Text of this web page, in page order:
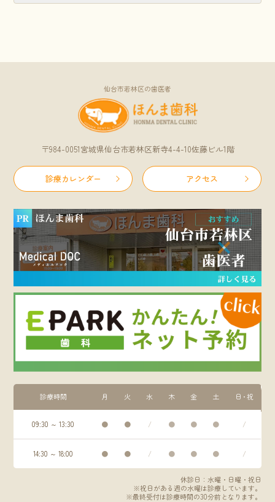
仙台市若林区の歯医者
〒984-0051宮城県仙台市若林区新寺4-4-10佐藤ビル1階
診療カレンダー アクセス
診療時間 月 火 水 木 金 土 日・祝
09:30 ～ 13:30 ● ● / ● ● ● /
14:30 ～ 18:00 ● ● / ● ● ● /
休診日：水曜・日曜・祝日
※祝日がある週の水曜は診療しています。
※最終受付は診療時間の30分前となります。